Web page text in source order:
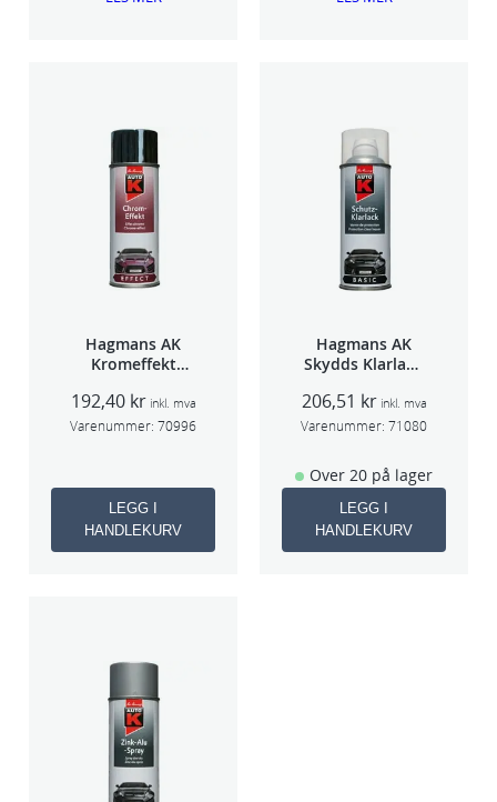
Hagmans AK
Kromeffekt
192,40 kr inkl. mva
Varenummer: 70996
LEGG I
HANDLEKURV
Hagmans AK
Skydds Klarlakk
206,51 kr inkl. mva
Varenummer: 71080
Over 20 på lager
LEGG I
HANDLEKURV